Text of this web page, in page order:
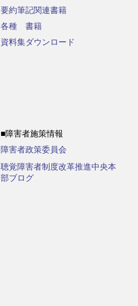
要約筆記関連書籍
各種 書籍
資料集ダウンロード
■障害者施策情報
障害者政策委員会
聴覚障害者制度改革推進中央本
部ブログ